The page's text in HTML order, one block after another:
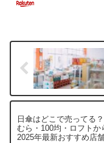
日傘はどこで売ってる
むら・100均・ロフトか
2025年最新おすすめ店